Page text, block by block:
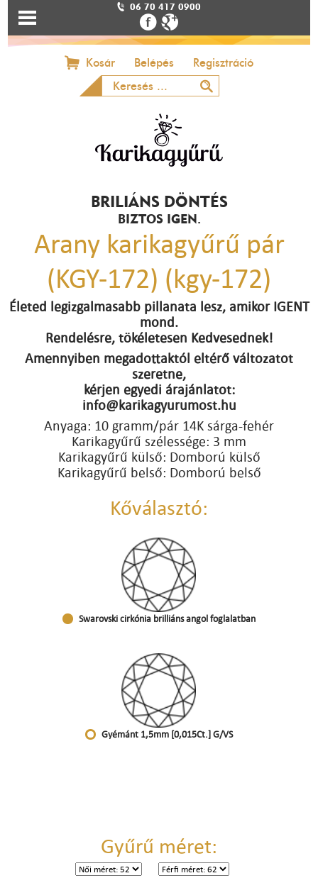
06 70 417 0900
Kosár Belépés Regisztráció
BRILIÁNS DÖNTÉS
BIZTOS IGEN.
Arany karikagyűrű pár
(KGY-172) (kgy-172)
Életed legizgalmasabb pillanata lesz, amikor IGENT
mond.
Rendelésre, tökéletesen Kedvesednek!
Amennyiben megadottaktól eltérő változatot
szeretne,
kérjen egyedi árajánlatot:
info@karikagyurumost.hu
Anyaga: 10 gramm/pár 14K sárga-fehér
Karikagyűrű szélessége: 3 mm
Karikagyűrű külső: Domború külső
Karikagyűrű belső: Domború belső
Kőválasztó:
Swarovski cirkónia brilliáns angol foglalatban
Gyémánt 1,5mm [0,015Ct.] G/VS
Gyűrű méret: